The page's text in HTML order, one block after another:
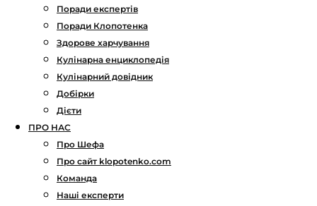
Поради експертів
Поради Клопотенка
Здорове харчування
Кулінарна енциклопедія
Кулінарний довідник
Добірки
Дієти
ПРО НАС
Про Шефа
Про сайт klopotenko.com
Команда
Наші експерти